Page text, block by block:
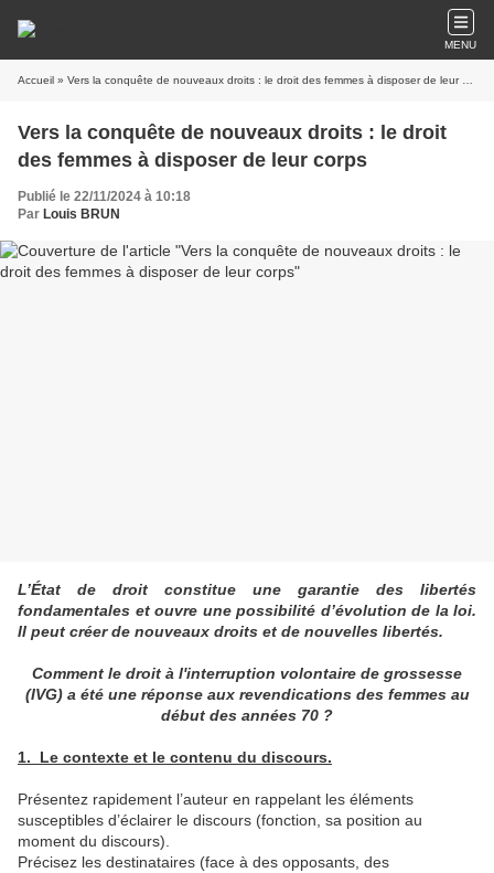
MENU
Accueil » Vers la conquête de nouveaux droits : le droit des femmes à disposer de leur corps
Vers la conquête de nouveaux droits : le droit
des femmes à disposer de leur corps
Publié le 22/11/2024 à 10:18
Par Louis BRUN
L’État de droit constitue une garantie des libertés
fondamentales et ouvre une possibilité d’évolution de la loi.
Il peut créer de nouveaux droits et de nouvelles libertés.
Comment le droit à l'interruption volontaire de grossesse
(IVG) a été une réponse aux revendications des femmes au
début des années 70 ?
1. Le contexte et le contenu du discours.
Présentez rapidement l’auteur en rappelant les éléments
susceptibles d’éclairer le discours (fonction, sa position au
moment du discours).
Précisez les destinataires (face à des opposants, des